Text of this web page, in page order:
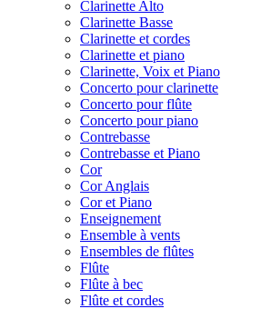
Clarinette Alto
Clarinette Basse
Clarinette et cordes
Clarinette et piano
Clarinette, Voix et Piano
Concerto pour clarinette
Concerto pour flûte
Concerto pour piano
Contrebasse
Contrebasse et Piano
Cor
Cor Anglais
Cor et Piano
Enseignement
Ensemble à vents
Ensembles de flûtes
Flûte
Flûte à bec
Flûte et cordes